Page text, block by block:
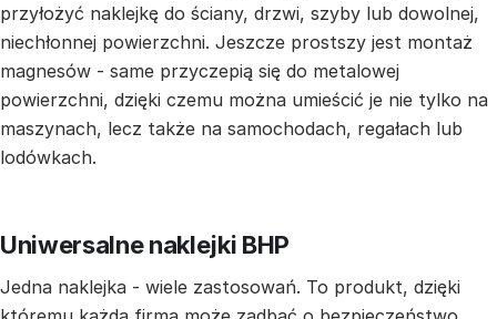
przyłożyć naklejkę do ściany, drzwi, szyby lub dowolnej,
niechłonnej powierzchni. Jeszcze prostszy jest montaż
magnesów - same przyczepią się do metalowej
powierzchni, dzięki czemu można umieścić je nie tylko na
maszynach, lecz także na samochodach, regałach lub
lodówkach.
Uniwersalne naklejki BHP
Jedna naklejka - wiele zastosowań. To produkt, dzięki